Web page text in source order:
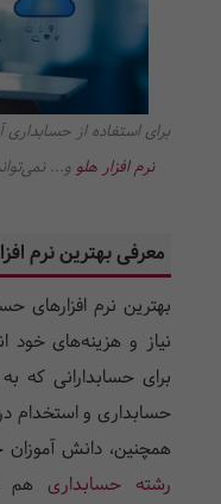
برای استفاده از حسابداری
نرم افزار هلوو...
معرفی بهترین نرم
بهترین نرم افزارهای
نیاز و هزینه‌های خود
برای حسابدارانی که
حسابداری و استخدام
همچنین، دانش
رشته حسابداری هم